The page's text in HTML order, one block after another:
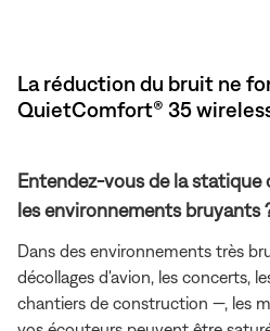
La réduction du bruit ne
QuietComfort® 35
Entendez-vous de la statique
les environnements bruyants
Dans des environnements très
décollages d'avion, les concerts,
chantiers de construction —, les